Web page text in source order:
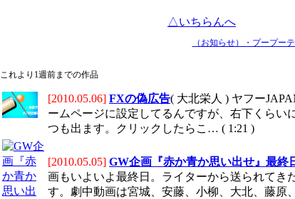
△いちらんへ
（お知らせ）・プープー
これより1週前までの作品
[2010.05.06] FXの偽広告( 大北栄人 ) ヤフー
ームページに設定してるんですが、右下くらい
つも出ます。クリックしたらこ… ( 1:21 )
[2010.05.05] GW企画『赤か青か思い出せ』最終
画もいよいよ最終日。ライターから送られてき
す。劇中動画は宮城、安藤、小柳、大北、藤原